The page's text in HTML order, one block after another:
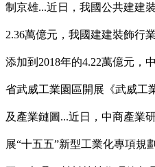
制京雄...近日，我國公共建建
2.36萬億元，我國建建裝飾行
添加到2018年的4.22萬億元，
省武威工業園區開展《武威工
及產業鏈圖...近日，中商產業
展“十五五”新型工業化專項規